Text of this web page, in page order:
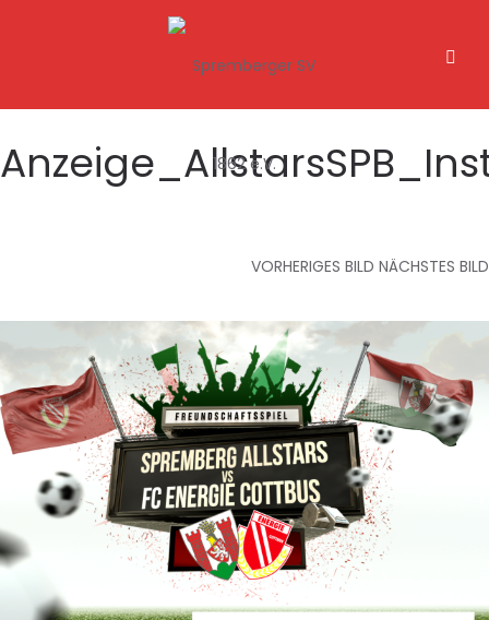
VORHERIGES BILD NÄCHSTES BILD